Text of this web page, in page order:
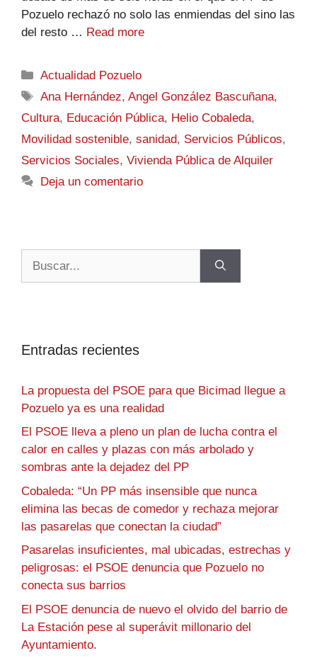
Pozuelo rechazó no solo las enmiendas del sino las
del resto … Read more
Actualidad Pozuelo
Ana Hernández,Angel González Bascuñana,
Cultura, Educación Pública, Helio Cobaleda,
Movilidad sostenible, sanidad, Servicios Públicos,
Servicios Sociales, Vivienda Pública de Alquiler
Deja un comentario
Entradas recientes
La propuesta del PSOE para que Bicimad llegue a
Pozuelo ya es una realidad
El PSOE lleva a pleno un plan de lucha contra el
calor en calles y plazas con más arbolado y
sombras ante la dejadez del PP
Cobaleda: “Un PP más insensible que nunca
elimina las becas de comedor y rechaza mejorar
las pasarelas que conectan la ciudad”
Pasarelas insuficientes, mal ubicadas, estrechas y
peligrosas: el PSOE denuncia que Pozuelo no
conecta sus barrios
El PSOE denuncia de nuevo el olvido del barrio de
La Estación pese al superávit millonario del
Ayuntamiento.